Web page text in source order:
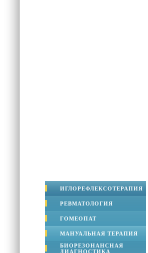
ИГЛОРЕФЛЕКСОТЕРАПИЯ
РЕВМАТОЛОГИЯ
ГОМЕОПАТ
МАНУАЛЬНАЯ ТЕРАПИЯ
БИОРЕЗОНАНСНАЯ
ДИАГНОСТИКА